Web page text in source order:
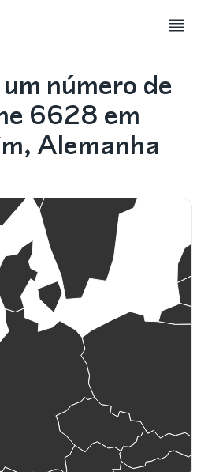
número de
6628 em
Alemanha